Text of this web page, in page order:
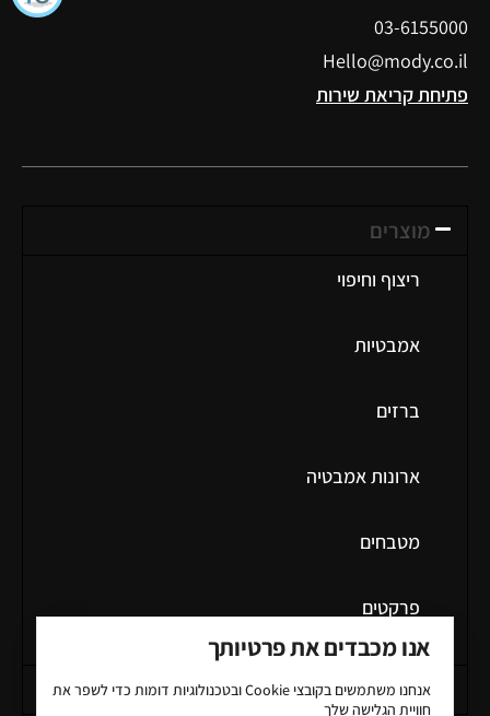
03-6155000
Hello@mody.co.il
פתיחת קריאת שירות
מוצרים
ריצוף וחיפוי
אמבטיות
ברזים
ארונות אמבטיה
מטבחים
פרקטים
מידע כללי
אנו מכבדים את פרטיותך
אנחנו משתמשים בקובצי Cookieובטכנולוגיות דומות כדי לשפר את
חוויית הגלישה שלך